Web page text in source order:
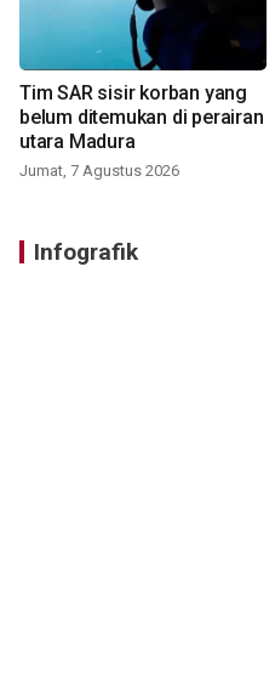
Tim SAR sisir korban yang
belum ditemukan di perairan
utara Madura
Jumat, 7 Agustus 2026
Infografik